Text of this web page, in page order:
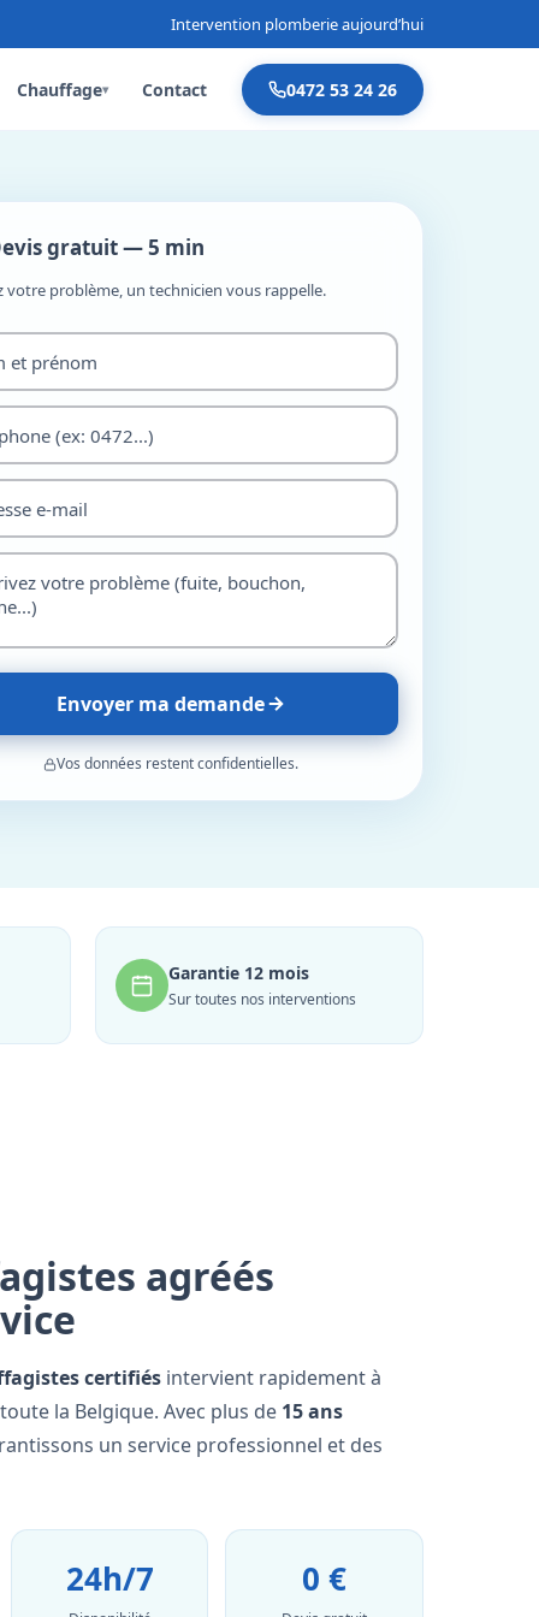
Intervention plomberie aujourd’hui
Chauffage▾ Contact 0472 53 24 26
gratuit — 5 min
votre problème, un technicien vous rappelle.
Envoyer ma demande
Vos données restent confidentielles.
Garantie 12 mois
Sur toutes nos interventions
agréés
certifiés intervient rapidement à
la Belgique. Avec plus de 15 ans
un service professionnel et des
24h/7 0 €